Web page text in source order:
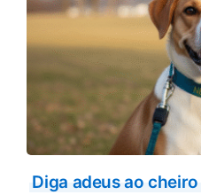
Diga adeus ao